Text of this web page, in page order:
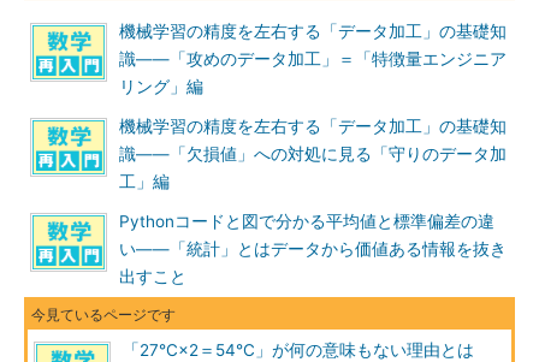
表1 クロス集計表の例
男性 100 50
150
女性
200 100 300
・名義尺度
「名義尺度」は、単に物を識別するために割り当てられた値の
ことを言います。例えば、上記の男性／女性や赤色／青色といっ
た区別など、大小関係のないデータを「名義尺度」と呼びます。
機械学習の精度を左右する「データ加工」の基礎知
識――「攻めのデータ加工」＝「特徴量エンジニア
リング」編
機械学習の精度を左右する「データ加工」の基礎知
識――「欠損値」への対処に見る「守りのデータ加
工」編
Pythonコードと図で分かる平均値と標準偏差の違
い――「統計」とはデータから価値ある情報を抜き
出すこと
「27°C×2＝54°C」が何の意味もない理由とは